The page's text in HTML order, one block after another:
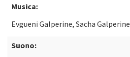
Musica:
Evgueni Galperine, Sacha Galperine
Suono: